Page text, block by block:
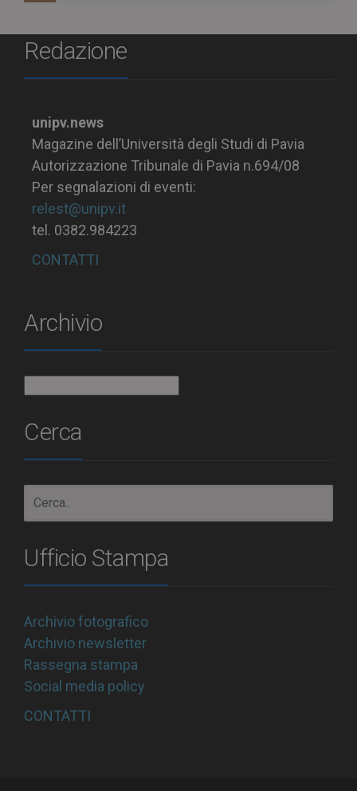
Redazione
unipv.news
Magazine dell’Università degli Studi di Pavia
Autorizzazione Tribunale di Pavia n.694/08
Per segnalazioni di eventi:
relest@unipv.it
tel. 0382.984223
CONTATTI
Archivio
Cerca
Ufficio Stampa
Archivio fotografico
Archivio newsletter
Rassegna stampa
Social media policy
CONTATTI